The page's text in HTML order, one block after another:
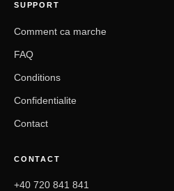
SUPPORT
Comment ca marche
FAQ
Conditions
Confidentialite
Contact
CONTACT
+40 720 841 841